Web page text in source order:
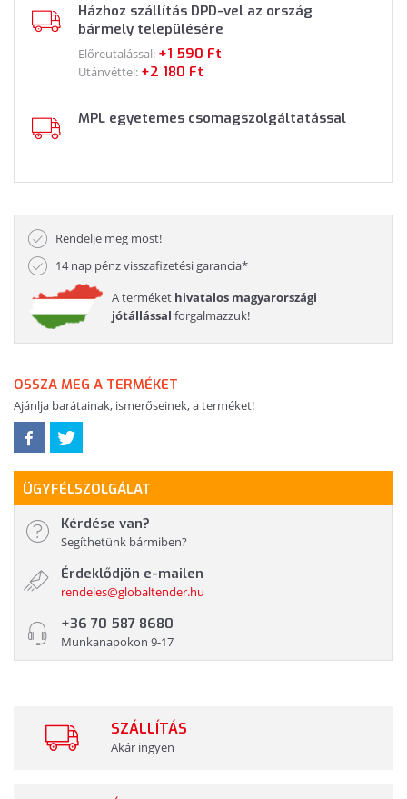
Házhoz szállítás DPD-vel az ország
bármely településére
Előreutalással: +1 590 Ft
Utánvéttel: +2 180 Ft
MPL egyetemes csomagszolgáltatással
Rendelje meg most!
14 nap pénz visszafizetési garancia*
A terméket hivatalos magyarországi
jótállással forgalmazzuk!
OSSZA MEG A TERMÉKET
Ajánlja barátainak, ismerőseinek, a terméket!
ÜGYFÉLSZOLGÁLAT
Kérdése van?
Segíthetünk bármiben?
Érdeklődjön e-mailen
rendeles@globaltender.hu
+36 70 587 8680
Munkanapokon 9-17
SZÁLLÍTÁS
Akár ingyen